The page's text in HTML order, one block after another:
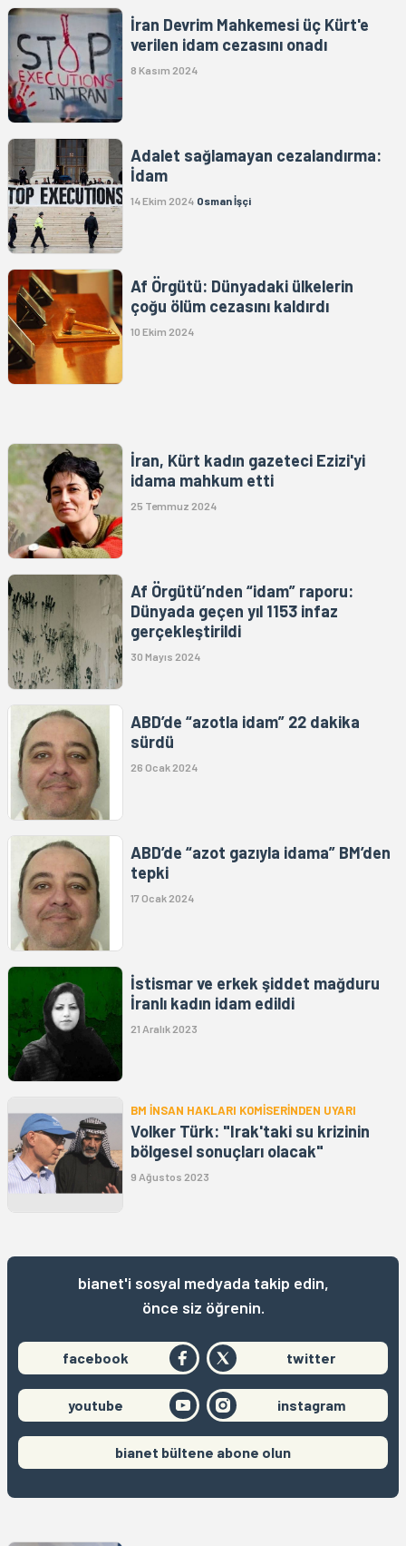
İran Devrim Mahkemesi üç Kürt'e
verilen idam cezasını onadı
8 Kasım 2024
Adalet sağlamayan cezalandırma:
İdam
14 Ekim 2024 Osman İşçi
Af Örgütü: Dünyadaki ülkelerin
çoğu ölüm cezasını kaldırdı
10 Ekim 2024
İran, Kürt kadın gazeteci Ezizi'yi
idama mahkum etti
25 Temmuz 2024
Af Örgütü’nden “idam” raporu:
Dünyada geçen yıl 1153 infaz
gerçekleştirildi
30 Mayıs 2024
ABD’de “azotla idam” 22 dakika
sürdü
26 Ocak 2024
ABD’de “azot gazıyla idama” BM’den
tepki
17 Ocak 2024
İstismar ve erkek şiddet mağduru
İranlı kadın idam edildi
21 Aralık 2023
BM İNSAN HAKLARI KOMİSERİNDEN UYARI
Volker Türk: "Irak'taki su krizinin
bölgesel sonuçları olacak"
9 Ağustos 2023
bianet'i sosyal medyada takip edin,
önce siz öğrenin.
facebook twitter
youtube instagram
bianet bültene abone olun